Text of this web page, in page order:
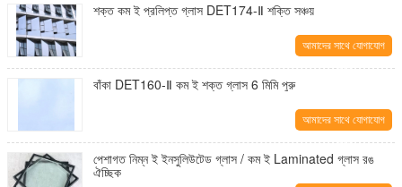
শক্ত কম ই প্রলিপ্ত গ্লাস DET174-Ⅱ শক্তি সঞ্চয়
আমাদের সাথে যোগাযোগ
করুন
বাঁকা DET160-Ⅱ কম ই শক্ত গ্লাস 6 মিমি পুরু
আমাদের সাথে যোগাযোগ
করুন
পেশাগত নিম্ন ই ইনসুলিউটেড গ্লাস / কম ই Laminated গ্লাস রঙ
ঐচ্ছিক